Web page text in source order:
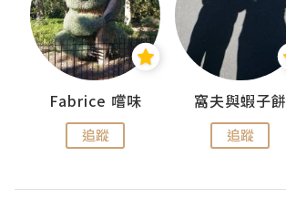
Fabrice 嚐味
追蹤
窩夫與蝦子餅
追蹤